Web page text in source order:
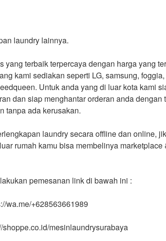
laundry lainnya.
yang terbaik terpercaya dengan harga yang
kami sediakan seperti LG, samsung,
Untuk anda yang di luar kota kami
dan siap menghantar orderan anda dengan
tanpa ada kerusakan.
laundry secara offline dan online,
rumah kamu bisa membelinya marketplace
pemesanan link di bawah ini :
wa.me/+628563661989
shoppe.co.id/mesinlaundrysurabaya